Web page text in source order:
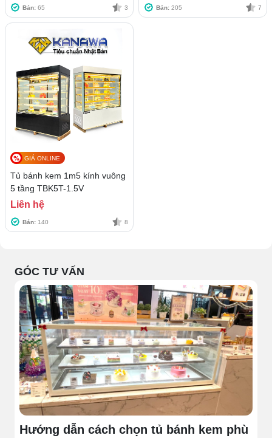
Bán: 65 3 Bán: 205 7
GIÁ ONLINE
Tủ bánh kem 1m5 kính vuông
5 tầng TBK5T-1.5V
Liên hệ
Bán: 140 8
GÓC TƯ VẤN
Hướng dẫn cách chọn tủ bánh kem phù